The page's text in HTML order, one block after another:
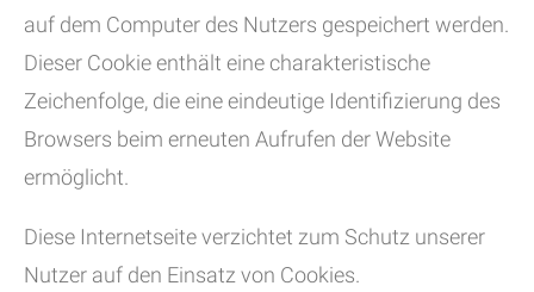
auf dem Computer des Nutzers gespeichert werden.
Dieser Cookie enthält eine charakteristische
Zeichenfolge, die eine eindeutige Identifizierung des
Browsers beim erneuten Aufrufen der Website
ermöglicht.
Diese Internetseite verzichtet zum Schutz unserer
Nutzer auf den Einsatz von Cookies.